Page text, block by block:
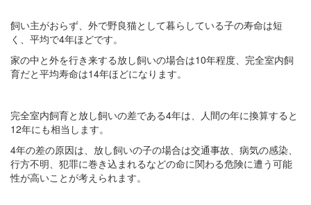
飼い主がおらず、外で野良猫として暮らしている子の寿命は短
く、平均で4年ほどです。
家の中と外を行き来する放し飼いの場合は10年程度、完全室内飼
育だと平均寿命は14年ほどになります。
完全室内飼育と放し飼いの差である4年は、人間の年に換算すると
12年にも相当します。
4年の差の原因は、放し飼いの子の場合は交通事故、病気の感染、
行方不明、犯罪に巻き込まれるなどの命に関わる危険に遭う可能
性が高いことが考えられます。